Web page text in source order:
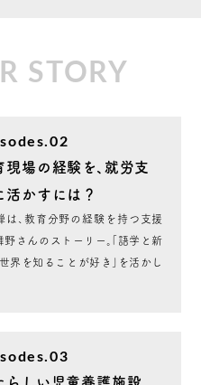
STORY
現場の経験を、就労支
活かすには？
は、教育分野の経験を持つ支援
野さんのストーリー。「語学と新
界を知ることが好き」を活かし
らしい児童養護施設